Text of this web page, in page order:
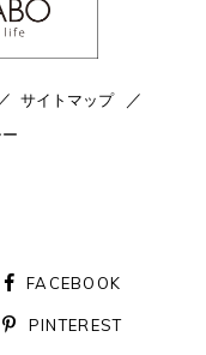
サイトマップ
FACEBOOK
PINTEREST